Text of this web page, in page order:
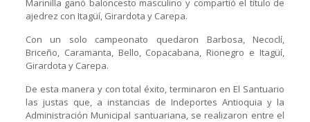
Marinilla ganó baloncesto masculino y compartió el título de
ajedrez con Itagüí, Girardota y Carepa.
Con un solo campeonato quedaron Barbosa, Necoclí,
Briceño, Caramanta, Bello, Copacabana, Rionegro e Itagüí,
Girardota y Carepa.
De esta manera y con total éxito, terminaron en El Santuario
las justas que, a instancias de Indeportes Antioquia y la
Administración Municipal santuariana, se realizaron entre el